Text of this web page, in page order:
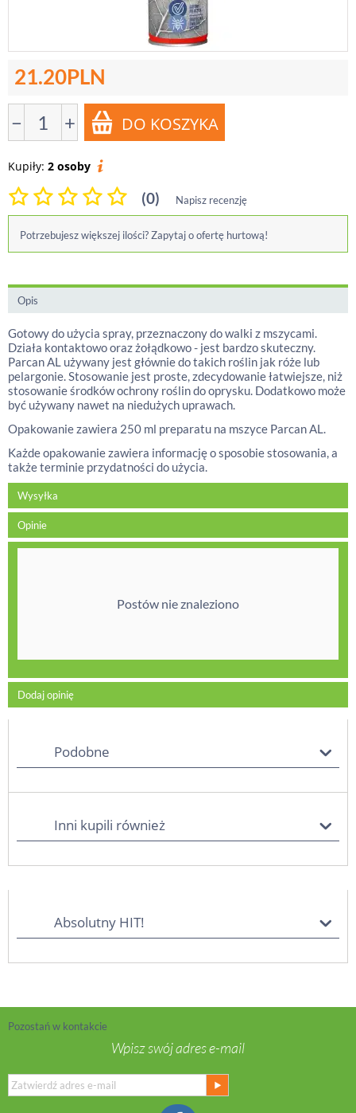
21.20PLN
− +
Kupiły: 2 osoby
(0) Napisz recenzję
Potrzebujesz większej ilości? Zapytaj o ofertę hurtową!
Opis
Gotowy do użycia spray, przeznaczony do walki z mszycami.
Działa kontaktowo oraz żołądkowo - jest bardzo skuteczny.
Parcan AL używany jest głównie do takich roślin jak róże lub
pelargonie. Stosowanie jest proste, zdecydowanie łatwiejsze, niż
stosowanie środków ochrony roślin do oprysku. Dodatkowo może
być używany nawet na niedużych uprawach.
Opakowanie zawiera 250 ml preparatu na mszyce Parcan AL.
Każde opakowanie zawiera informację o sposobie stosowania, a
także terminie przydatności do użycia.
Wysyłka
Opinie
Postów nie znaleziono
Dodaj opinię
Podobne
Inni kupili również
Absolutny HIT!
Pozostań w kontakcie
Wpisz swój adres e-mail